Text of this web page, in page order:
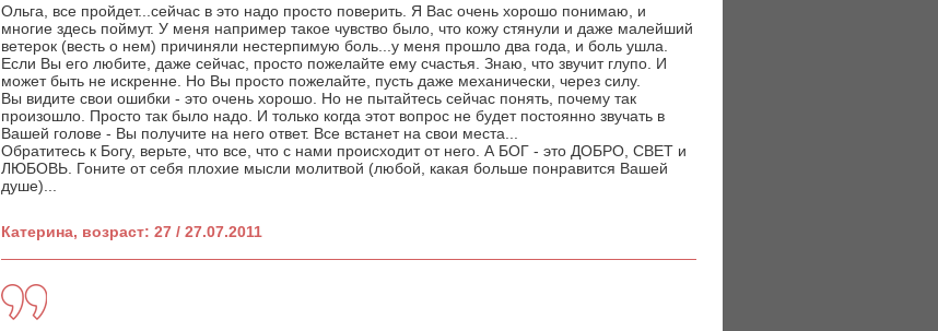
Ольга, все пройдет...сейчас в это надо просто поверить. Я Вас очень хорошо понимаю, и
многие здесь поймут. У меня например такое чувство было, что кожу стянули и даже малейший
ветерок (весть о нем) причиняли нестерпимую боль...у меня прошло два года, и боль ушла.
Если Вы его любите, даже сейчас, просто пожелайте ему счастья. Знаю, что звучит глупо. И
может быть не искренне. Но Вы просто пожелайте, пусть даже механически, через силу.
Вы видите свои ошибки - это очень хорошо. Но не пытайтесь сейчас понять, почему так
произошло. Просто так было надо. И только когда этот вопрос не будет постоянно звучать в
Вашей голове - Вы получите на него ответ. Все встанет на свои места...
Обратитесь к Богу, верьте, что все, что с нами происходит от него. А БОГ - это ДОБРО, СВЕТ и
ЛЮБОВЬ. Гоните от себя плохие мысли молитвой (любой, какая больше понравится Вашей
душе)...
Катерина, возраст: 27 / 27.07.2011